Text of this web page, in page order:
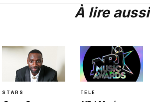
À lire aussi
STARS TELE